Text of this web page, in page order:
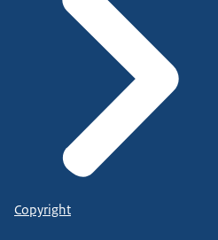
Copyright